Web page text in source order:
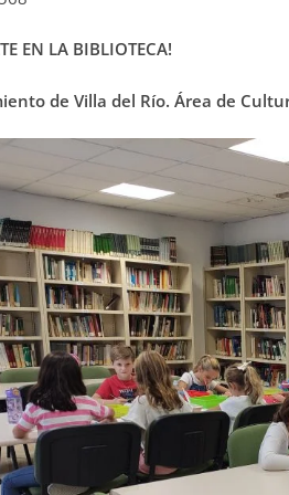
EN LA BIBLIOTECA!
de Villa del Río. Área de